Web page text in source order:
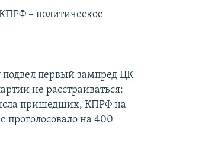
– политическое
первый зампред ЦК
не расстраиваться:
пришедших, КПРФ на
проголосовало на 400